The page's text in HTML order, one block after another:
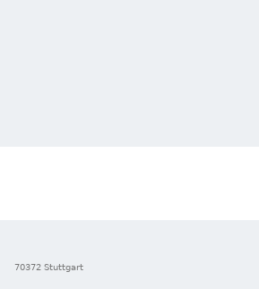
70372 Stuttgart